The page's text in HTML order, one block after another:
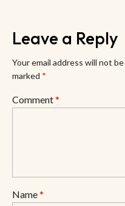
Leave a Reply
Your email address will not
marked *
Comment*
Name*